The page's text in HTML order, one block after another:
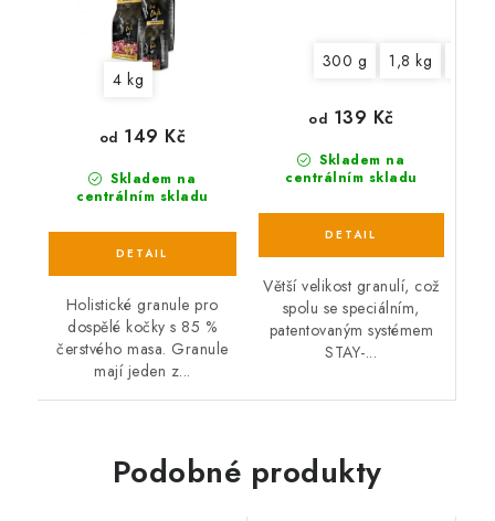
4 kg
Skladem na
centrálním skladu
od 149 Kč
Holistické granule pro
dospělé kočky s 85 %
čerstvého masa. Granule
mají jeden z...
300 g 1,8 kg
Skladem na
centrálním skladu
od 139 Kč
Větší velikost granulí, což
spolu se speciálním,
patentovaným systémem
STAY-...
Podobné produkty